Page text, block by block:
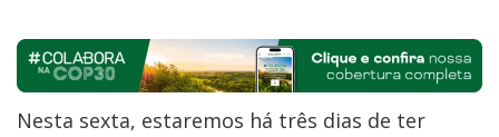
Nesta sexta, estaremos há três dias de ter